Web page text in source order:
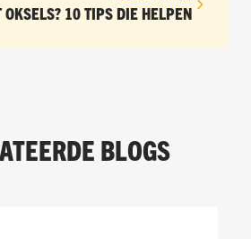
OKSELS? 10 TIPS DIE HELPEN
BLOGS